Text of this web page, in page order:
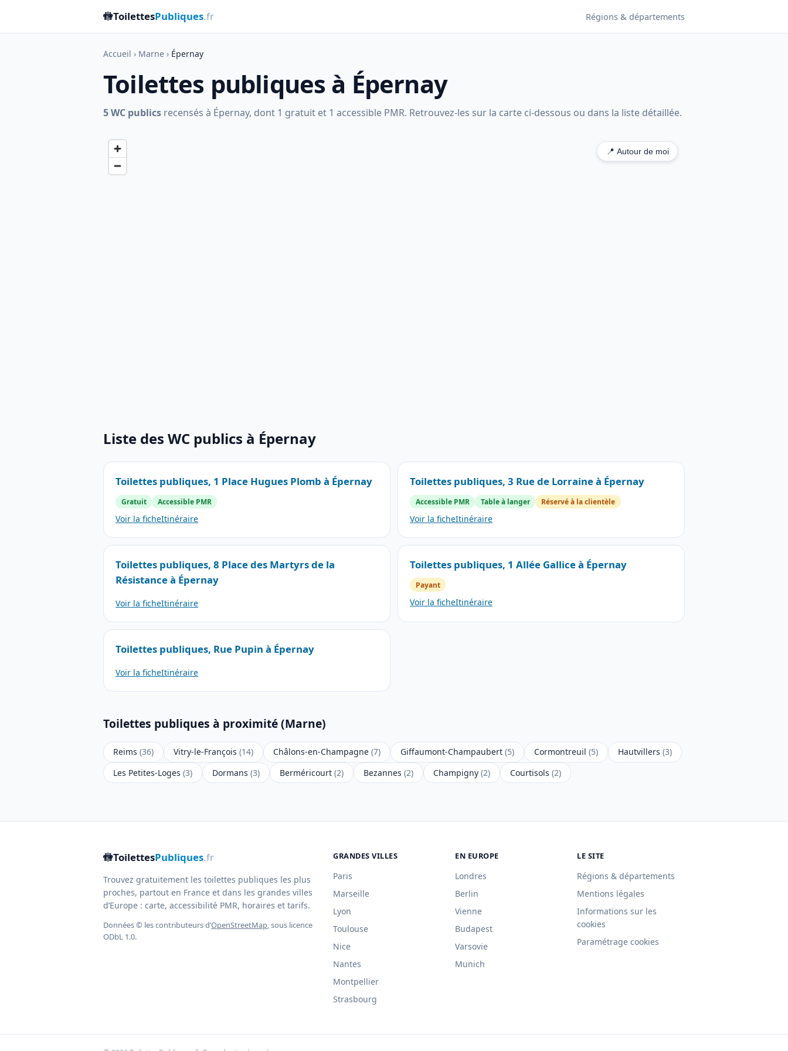
🚻ToilettesPubliques.fr Régions & départements
Accueil › Marne › Épernay
Toilettes publiques à Épernay
5 WC publics recensés à Épernay, dont 1 gratuit et 1 accessible PMR. Retrouvez-les sur la carte ci-dessous ou dans la liste détaillée.
📍 Autour de moi
Liste des WC publics à Épernay
Toilettes publiques, 1 Place Hugues Plomb à Épernay
Gratuit Accessible PMR
Voir la ficheItinéraire
Toilettes publiques, 3 Rue de Lorraine à Épernay
Accessible PMR Table à langer Réservé à la clientèle
Voir la ficheItinéraire
Toilettes publiques, 8 Place des Martyrs de la
Résistance à Épernay
Voir la ficheItinéraire
Toilettes publiques, 1 Allée Gallice à Épernay
Payant
Voir la ficheItinéraire
Toilettes publiques, Rue Pupin à Épernay
Voir la ficheItinéraire
Toilettes publiques à proximité (Marne)
Reims (36) Vitry-le-François (14) Châlons-en-Champagne (7) Giffaumont-Champaubert (5) Cormontreuil (5) Hautvillers (3)
Les Petites-Loges (3) Dormans (3) Berméricourt (2) Bezannes (2) Champigny (2) Courtisols (2)
🚻ToilettesPubliques.fr
Trouvez gratuitement les toilettes publiques les plus
proches, partout en France et dans les grandes villes
d’Europe : carte, accessibilité PMR, horaires et tarifs.
Données © les contributeurs d’OpenStreetMap, sous licence
ODbL 1.0.
GRANDES VILLES
Paris
Marseille
Lyon
Toulouse
Nice
Nantes
Montpellier
Strasbourg
EN EUROPE
Londres
Berlin
Vienne
Budapest
Varsovie
Munich
LE SITE
Régions & départements
Mentions légales
Informations sur les
cookies
Paramétrage cookies